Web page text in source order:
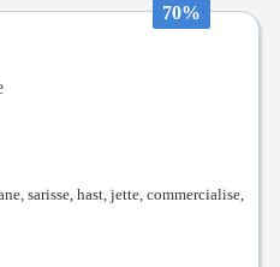
70%
sarisse, hast, jette, commercialise,